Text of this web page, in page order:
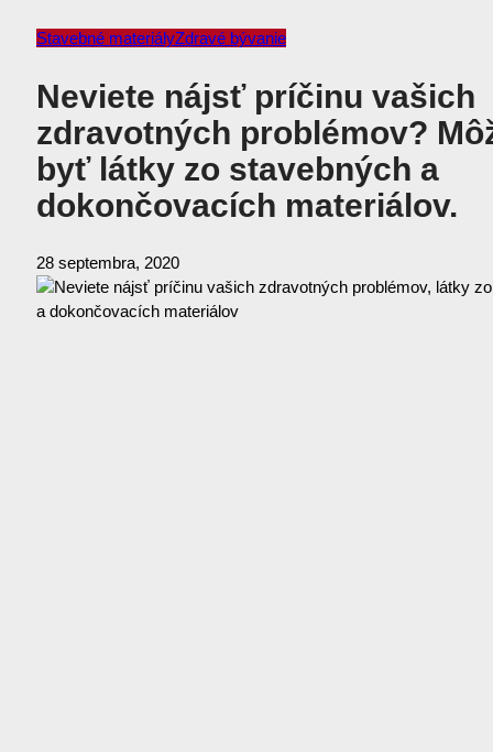
Stavebné materiályZdravé bývanie
Neviete nájsť príčinu vašich
zdravotných problémov?
byť látky zo stavebných a
dokončovacích materiálov.
28 septembra, 2020